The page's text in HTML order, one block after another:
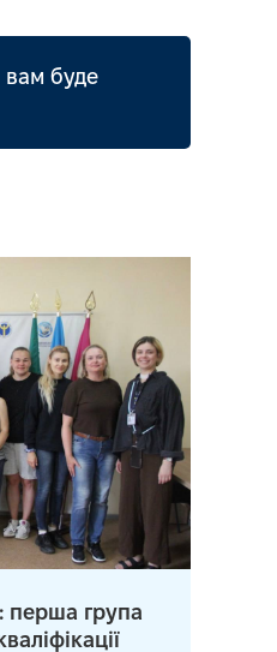
вам буде
перша група